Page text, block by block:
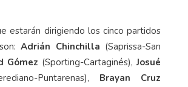
estarán dirigiendo los cinco partidos
Adrián Chinchilla (Saprissa-San
Gómez (Sporting-Cartaginés),Josué
Puntarenas), Brayan Cruz